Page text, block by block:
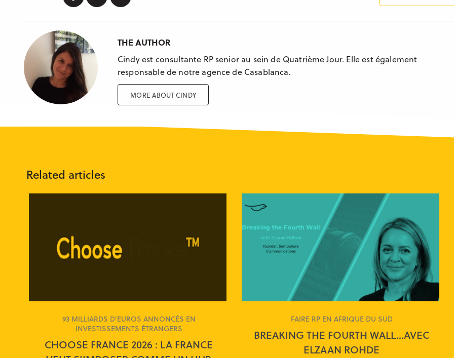
THE AUTHOR
Cindy est consultante RP senior au sein de Quatrième Jour. Elle est également
responsable de notre agence de Casablanca.
MORE ABOUT CINDY
Related articles
93 MILLIARDS D’EUROS ANNONCÉS EN
INVESTISSEMENTS ÉTRANGERS
CHOOSE FRANCE 2026 : LA FRANCE
FAIRE RP EN AFRIQUE DU SUD
BREAKING THE FOURTH WALL…AVEC
ELZAAN ROHDE